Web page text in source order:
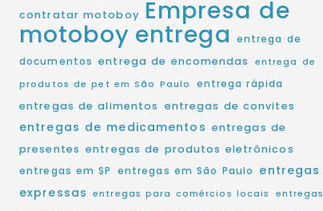
contratar motoboy Empresa de
motoboy entrega
entrega de
documentos entrega de encomendas
entrega de
produtos de pet em São Paulo
entrega rápida
entregas de alimentos entregas de convites
entregas de medicamentos entregas de
presentes entregas de produtos eletrônicos
entregas em SP entregas em São Paulo
entregas
expressas
entregas para comércios locais
entregas